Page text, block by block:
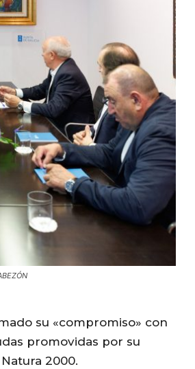
su «compromiso» con
promovidas por su
2000.